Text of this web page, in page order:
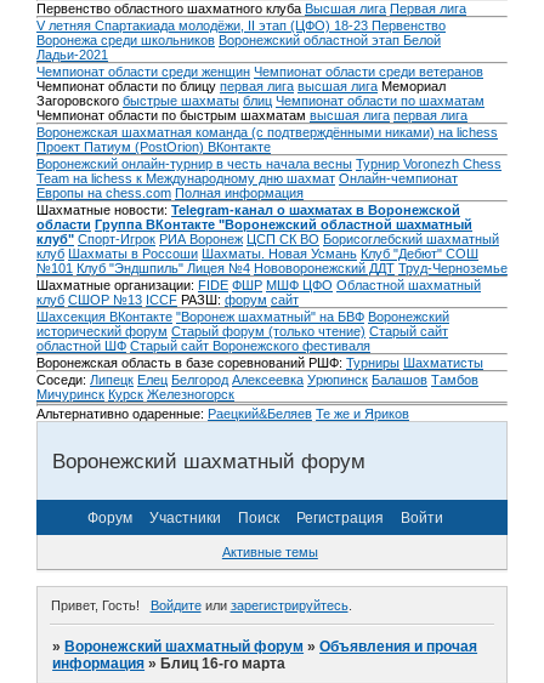
Первенство областного шахматного клуба Высшая лига Первая лига
V летняя Спартакиада молодёжи, II этап (ЦФО) 18-23 Первенство
Воронежа среди школьников Воронежский областной этап Белой
Ладьи-2021
Чемпионат области среди женщин Чемпионат области среди ветеранов
Чемпионат области по блицу первая лига высшая лига Мемориал
Загоровского быстрые шахматы блиц Чемпионат области по шахматам
Чемпионат области по быстрым шахматам высшая лига первая лига
Воронежская шахматная команда (с подтверждёнными никами) на lichess
Проект Патиум (PostOrion) ВКонтакте
Воронежский онлайн-турнир в честь начала весны Турнир Voronezh Chess
Team на lichess к Международному дню шахмат Онлайн-чемпионат
Европы на chess.com Полная информация
Шахматные новости: Telegram-канал о шахматах в Воронежской
области Группа ВКонтакте "Воронежский областной шахматный
клуб" Спорт-Игрок РИА Воронеж ЦСП СК ВО Борисоглебский шахматный
клуб Шахматы в Россоши Шахматы. Новая Усмань Клуб "Дебют" СОШ
№101 Клуб "Эндшпиль" Лицея №4 Нововоронежский ДДТ Труд-Черноземье
Шахматные организации: FIDE ФШР МШФ ЦФО Областной шахматный
клуб СШОР №13 ICCF РАЗШ: форум сайт
Шахсекция ВКонтакте "Воронеж шахматный" на БВФ Воронежский
исторический форум Cтарый форум (только чтение) Старый сайт
областной ШФ Старый сайт Воронежского фестиваля
Воронежская область в базе соревнований РШФ: Турниры Шахматисты
Соседи: Липецк Елец Белгород Алексеевка Урюпинск Балашов Тамбов
Мичуринск Курск Железногорск
Альтернативно одаренные: Раецкий&Беляев Те же и Яриков
Воронежский шахматный форум
Форум Участники Поиск Регистрация Войти
Активные темы
Привет, Гость! Войдитеили зарегистрируйтесь.
»Воронежский шахматный форум »Объявления и прочая
информация »Блиц 16-го марта